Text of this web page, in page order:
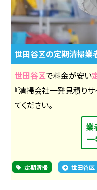
世田谷区の定期清掃
世田谷区で料金が安い
『清掃会社一発見積りサ
てください。
業
一
定期清掃 世田谷区